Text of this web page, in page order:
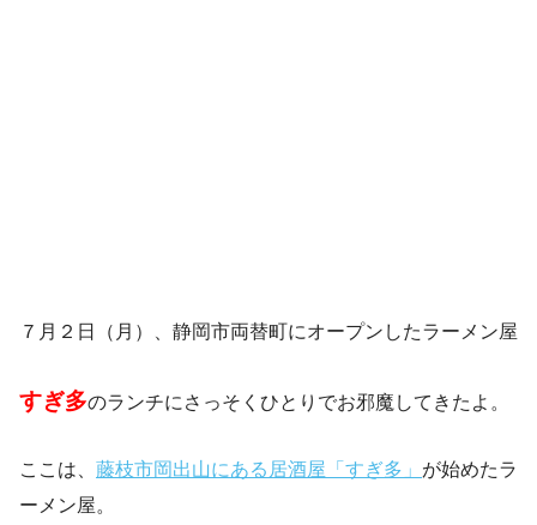
７月２日（月）、静岡市両替町にオープンしたラーメン屋
すぎ多のランチにさっそくひとりでお邪魔してきたよ。
ここは、 藤枝市岡出山にある居酒屋「すぎ多」 が始めたラ
ーメン屋。